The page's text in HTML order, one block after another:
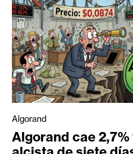
Algorand
Algorand cae